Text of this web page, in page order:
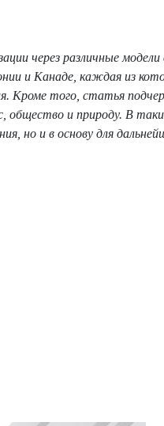
через различные модели
и Канаде, каждая из
Кроме того, статья
общество и природу. В
но и в основу для